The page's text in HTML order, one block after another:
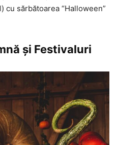
cu sărbătoarea “Halloween”
şi Festivaluri